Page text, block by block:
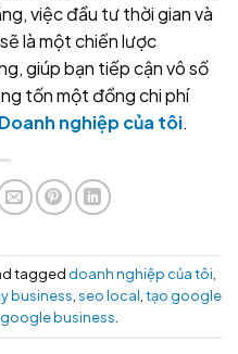
việc đầu tư thời gian và
là một chiến lược
giúp bạn tiếp cận vô số
tốn một đồng chi phí
Doanh nghiệp của tôi.
tagged doanh nghiệp của tôi,
business,seo local,tạo google
google business.